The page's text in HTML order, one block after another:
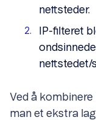
nettsteder.
IP-filteret
nettstedet/
Ved å
man et ekstra